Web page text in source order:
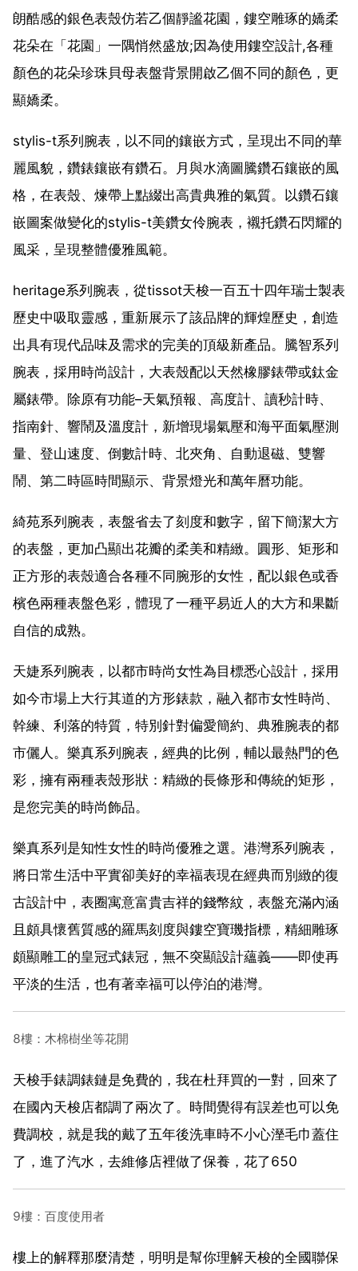
朗酷感的銀色表殼仿若乙個靜謐花園，鏤空雕琢的嬌柔
花朵在「花園」一隅悄然盛放;因為使用鏤空設計,各種
顏色的花朵珍珠貝母表盤背景開啟乙個不同的顏色，更
顯嬌柔。
stylis-t系列腕表，以不同的鑲嵌方式，呈現出不同的華
麗風貌，鑽錶鑲嵌有鑽石。月與水滴圖騰鑽石鑲嵌的風
格，在表殼、煉帶上點綴出高貴典雅的氣質。以鑽石鑲
嵌圖案做變化的stylis-t美鑽女伶腕表，襯托鑽石閃耀的
風采，呈現整體優雅風範。
heritage系列腕表，從tissot天梭一百五十四年瑞士製表
歷史中吸取靈感，重新展示了該品牌的輝煌歷史，創造
出具有現代品味及需求的完美的頂級新產品。騰智系列
腕表，採用時尚設計，大表殼配以天然橡膠錶帶或鈦金
屬錶帶。除原有功能–天氣預報、高度計、讀秒計時、
指南針、響鬧及溫度計，新增現場氣壓和海平面氣壓測
量、登山速度、倒數計時、北夾角、自動退磁、雙響
鬧、第二時區時間顯示、背景燈光和萬年曆功能。
綺苑系列腕表，表盤省去了刻度和數字，留下簡潔大方
的表盤，更加凸顯出花瓣的柔美和精緻。圓形、矩形和
正方形的表殼適合各種不同腕形的女性，配以銀色或香
檳色兩種表盤色彩，體現了一種平易近人的大方和果斷
自信的成熟。
天婕系列腕表，以都市時尚女性為目標悉心設計，採用
如今市場上大行其道的方形錶款，融入都市女性時尚、
幹練、利落的特質，特別針對偏愛簡約、典雅腕表的都
市儷人。樂真系列腕表，經典的比例，輔以最熱門的色
彩，擁有兩種表殼形狀：精緻的長條形和傳統的矩形，
是您完美的時尚飾品。
樂真系列是知性女性的時尚優雅之選。港灣系列腕表，
將日常生活中平實卻美好的幸福表現在經典而別緻的復
古設計中，表圈寓意富貴吉祥的錢幣紋，表盤充滿內涵
且頗具懷舊質感的羅馬刻度與鏤空寶璣指標，精細雕琢
頗顯雕工的皇冠式錶冠，無不突顯設計蘊義——即使再
平淡的生活，也有著幸福可以停泊的港灣。
8樓：木棉樹坐等花開
天梭手錶調錶鏈是免費的，我在杜拜買的一對，回來了
在國內天梭店都調了兩次了。時間覺得有誤差也可以免
費調校，就是我的戴了五年後洗車時不小心溼毛巾蓋住
了，進了汽水，去維修店裡做了保養，花了650
9樓：百度使用者
樓上的解釋那麼清楚，明明是幫你理解天梭的全國聯保